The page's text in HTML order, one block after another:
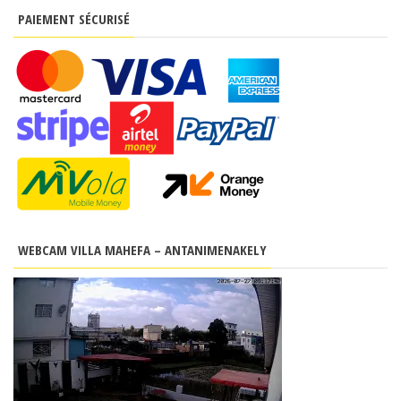
PAIEMENT SÉCURISÉ
WEBCAM VILLA MAHEFA – ANTANIMENAKELY